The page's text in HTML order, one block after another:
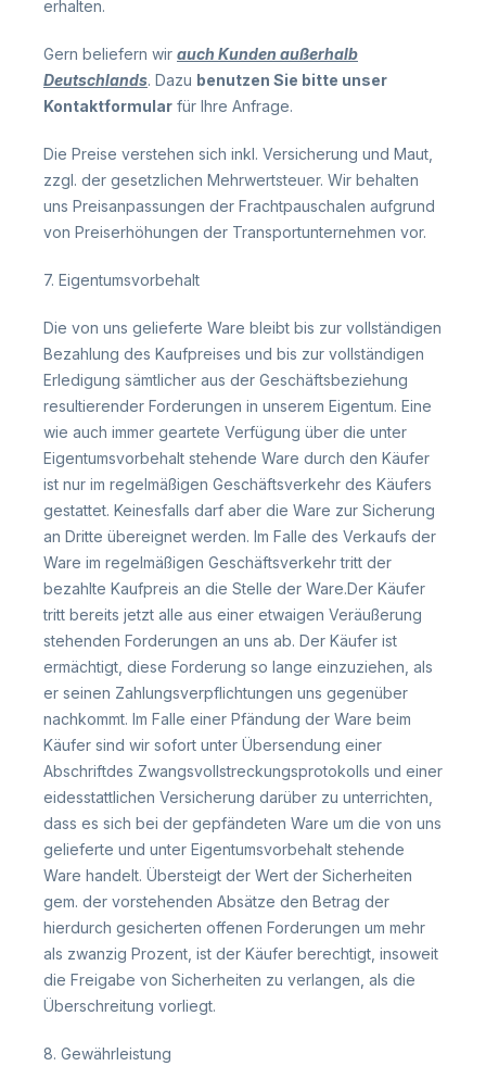
erhalten.
Gern beliefern wir auch Kunden außerhalb
Deutschlands. Dazu benutzen Sie bitte unser
Kontaktformular für Ihre Anfrage.
Die Preise verstehen sich inkl. Versicherung und Maut,
zzgl. der gesetzlichen Mehrwertsteuer. Wir behalten
uns Preisanpassungen der Frachtpauschalen aufgrund
von Preiserhöhungen der Transportunternehmen vor.
7. Eigentumsvorbehalt
Die von uns gelieferte Ware bleibt bis zur vollständigen
Bezahlung des Kaufpreises und bis zur vollständigen
Erledigung sämtlicher aus der Geschäftsbeziehung
resultierender Forderungen in unserem Eigentum. Eine
wie auch immer geartete Verfügung über die unter
Eigentumsvorbehalt stehende Ware durch den Käufer
ist nur im regelmäßigen Geschäftsverkehr des Käufers
gestattet. Keinesfalls darf aber die Ware zur Sicherung
an Dritte übereignet werden. Im Falle des Verkaufs der
Ware im regelmäßigen Geschäftsverkehr tritt der
bezahlte Kaufpreis an die Stelle der Ware.Der Käufer
tritt bereits jetzt alle aus einer etwaigen Veräußerung
stehenden Forderungen an uns ab. Der Käufer ist
ermächtigt, diese Forderung so lange einzuziehen, als
er seinen Zahlungsverpflichtungen uns gegenüber
nachkommt. Im Falle einer Pfändung der Ware beim
Käufer sind wir sofort unter Übersendung einer
Abschriftdes Zwangsvollstreckungsprotokolls und einer
eidesstattlichen Versicherung darüber zu unterrichten,
dass es sich bei der gepfändeten Ware um die von uns
gelieferte und unter Eigentumsvorbehalt stehende
Ware handelt. Übersteigt der Wert der Sicherheiten
gem. der vorstehenden Absätze den Betrag der
hierdurch gesicherten offenen Forderungen um mehr
als zwanzig Prozent, ist der Käufer berechtigt, insoweit
die Freigabe von Sicherheiten zu verlangen, als die
Überschreitung vorliegt.
8. Gewährleistung